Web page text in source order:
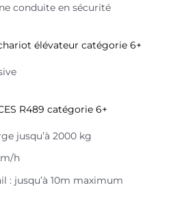
conduite en sécurité
élévateur catégorie 6+
R489 catégorie 6+
jusqu’à 2000 kg
h
: jusqu’à 10m maximum